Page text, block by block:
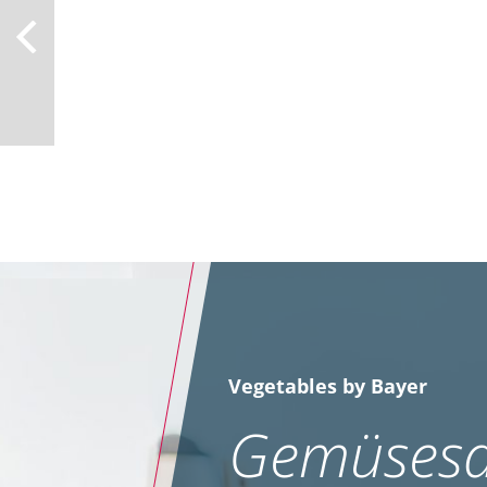
Vegetables by Bayer